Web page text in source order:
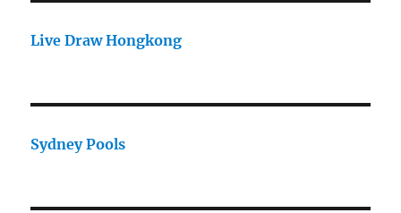
Live Draw Hongkong
Sydney Pools